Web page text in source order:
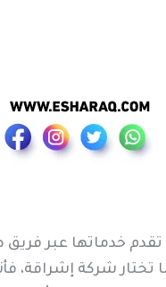
خدماتها عبر فريق
شركة إشراقة،